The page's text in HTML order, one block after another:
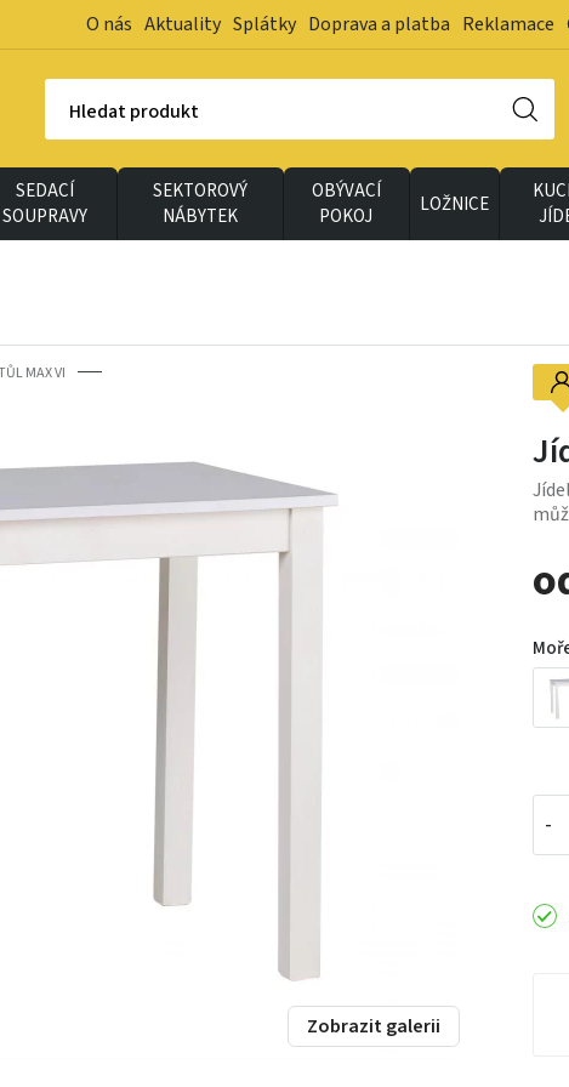
O nás Aktuality Splátky Doprava a platba Reklamace
Hledat produkt
SEDACÍ
SOUPRAVY
SEKTOROVÝ
NÁBYTEK
OBÝVACÍ
POKOJ
LOŽNICE
MAX VI
Zobrazit galerii